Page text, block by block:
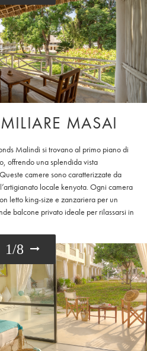
MASAI
Malindi si trovano al primo piano di
offrendo una splendida vista
camere sono caratterizzate da
locale kenyota. Ogni camera
letto king-size e zanzariera per un
balcone privato ideale per rilassarsi in
1/8